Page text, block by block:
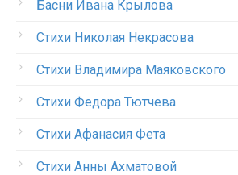
Басни Ивана Крылова
Стихи Николая Некрасова
Стихи Владимира Маяковского
Стихи Федора Тютчева
Стихи Афанасия Фета
Стихи Анны Ахматовой